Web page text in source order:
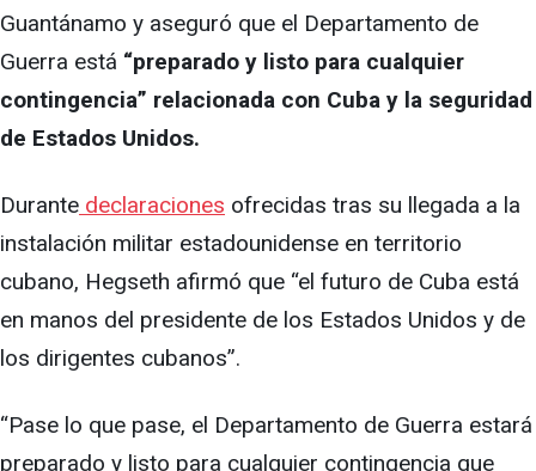
Guantánamo y aseguró que el Departamento de
Guerra está “preparado y listo para cualquier
contingencia” relacionada con Cuba y la seguridad
de Estados Unidos.
Durante declaraciones ofrecidas tras su llegada a la
instalación militar estadounidense en territorio
cubano, Hegseth afirmó que “el futuro de Cuba está
en manos del presidente de los Estados Unidos y de
los dirigentes cubanos”.
“Pase lo que pase, el Departamento de Guerra estará
preparado y listo para cualquier contingencia que